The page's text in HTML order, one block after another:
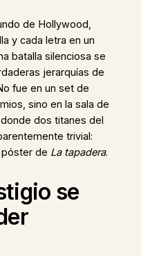
de Hollywood,
y cada letra en un
batalla silenciosa se
jerarquías de
fue en un set de
sino en la sala de
dos titanes del
trivial:
de La tapadera.
se